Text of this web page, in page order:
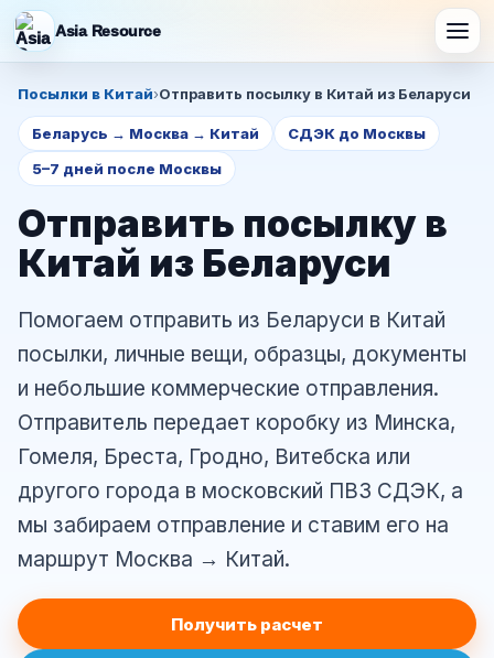
Asia Resource
Посылки в Китай›Отправить посылку в Китай из Беларуси
Беларусь → Москва → Китай
СДЭК до Москвы
5–7 дней после Москвы
Отправить посылку в
Китай из Беларуси
Помогаем отправить из Беларуси в Китай
посылки, личные вещи, образцы, документы
и небольшие коммерческие отправления.
Отправитель передает коробку из Минска,
Гомеля, Бреста, Гродно, Витебска или
другого города в московский ПВЗ СДЭК, а
мы забираем отправление и ставим его на
маршрут Москва → Китай.
Получить расчет